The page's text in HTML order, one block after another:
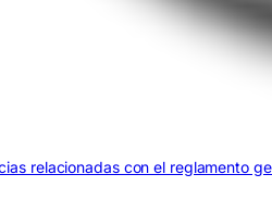
relacionadas con el reglamento